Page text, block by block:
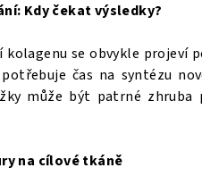
Kdy čekat výsledky?
kolagenu se obvykle projeví
čas na syntézu
může být patrné
na cílové tkáně